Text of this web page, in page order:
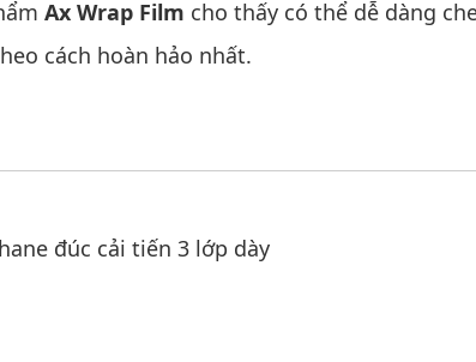
Ax Wrap Film cho thấy có thể dễ dàng
cách hoàn hảo nhất.
đúc cải tiến 3 lớp dày